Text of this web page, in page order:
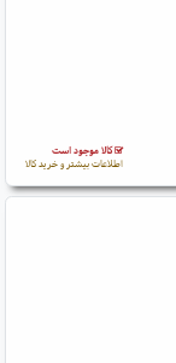
کالا موجود است
اطلاعات بیشتر و خرید کالا